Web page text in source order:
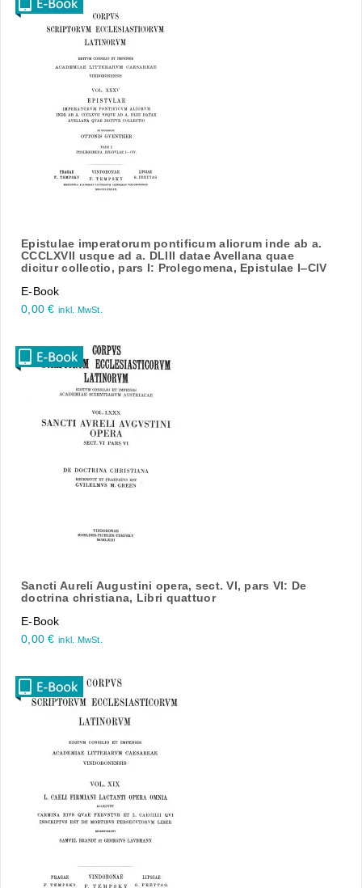
Epistulae imperatorum pontificum aliorum inde ab a.
CCCLXVII usque ad a. DLIII datae Avellana quae
dicitur collectio, pars I: Prolegomena, Epistulae I‒CIV
E-Book
0,00€ inkl. MwSt.
Sancti Aureli Augustini opera, sect. VI, pars VI: De
doctrina christiana, Libri quattuor
E-Book
0,00€ inkl. MwSt.